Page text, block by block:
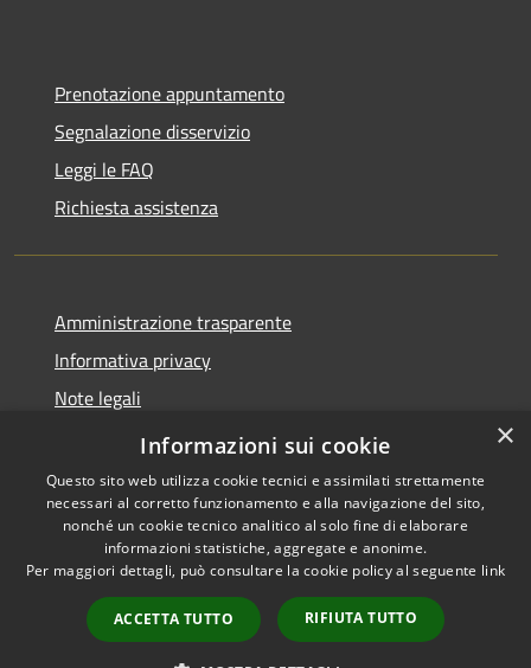
Prenotazione appuntamento
Segnalazione disservizio
Leggi le FAQ
Richiesta assistenza
Amministrazione trasparente
Informativa privacy
Note legali
Dichiarazione di accessibilità
Accessibilità
Copyright © 2026 • Comune di
Bonemerse • Powered by
Municipium•
Accesso
redazione
×
Informazioni sui cookie
Questo sito web utilizza cookie tecnici e assimilati strettamente
necessari al corretto funzionamento e alla navigazione del sito,
nonché un cookie tecnico analitico al solo fine di elaborare
informazioni statistiche, aggregate e anonime.
Per maggiori dettagli, può consultare la cookie policy al seguente link
ACCETTA TUTTO RIFIUTA TUTTO